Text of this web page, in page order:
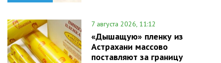
7 августа 2026, 11:12
«Дышащую» пленку из
Астрахани массово
поставляют за границу